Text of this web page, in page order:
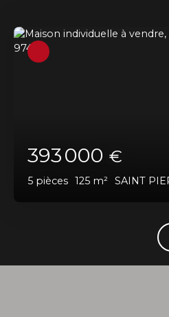
393 000 €
5 pièces 125 m² SAINT